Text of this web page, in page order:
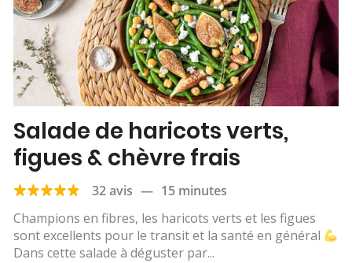
Salade de haricots verts,
figues & chèvre frais
32 avis — 15 minutes
Champions en fibres, les haricots verts et les figues
sont excellents pour le transit et la santé en général
Dans cette salade à déguster par...